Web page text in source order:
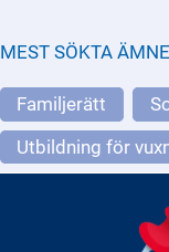
MEST SÖKTA
Familjerätt
Utbildning för